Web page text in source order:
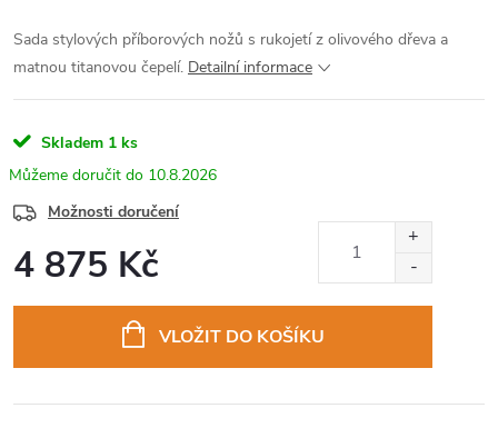
Sada stylových příborových nožů s rukojetí z olivového dřeva a
matnou titanovou čepelí. Detailní informace
Skladem 1 ks
10.8.2026
Možnosti doručení
4 875 Kč
VLOŽIT DO KOŠÍKU